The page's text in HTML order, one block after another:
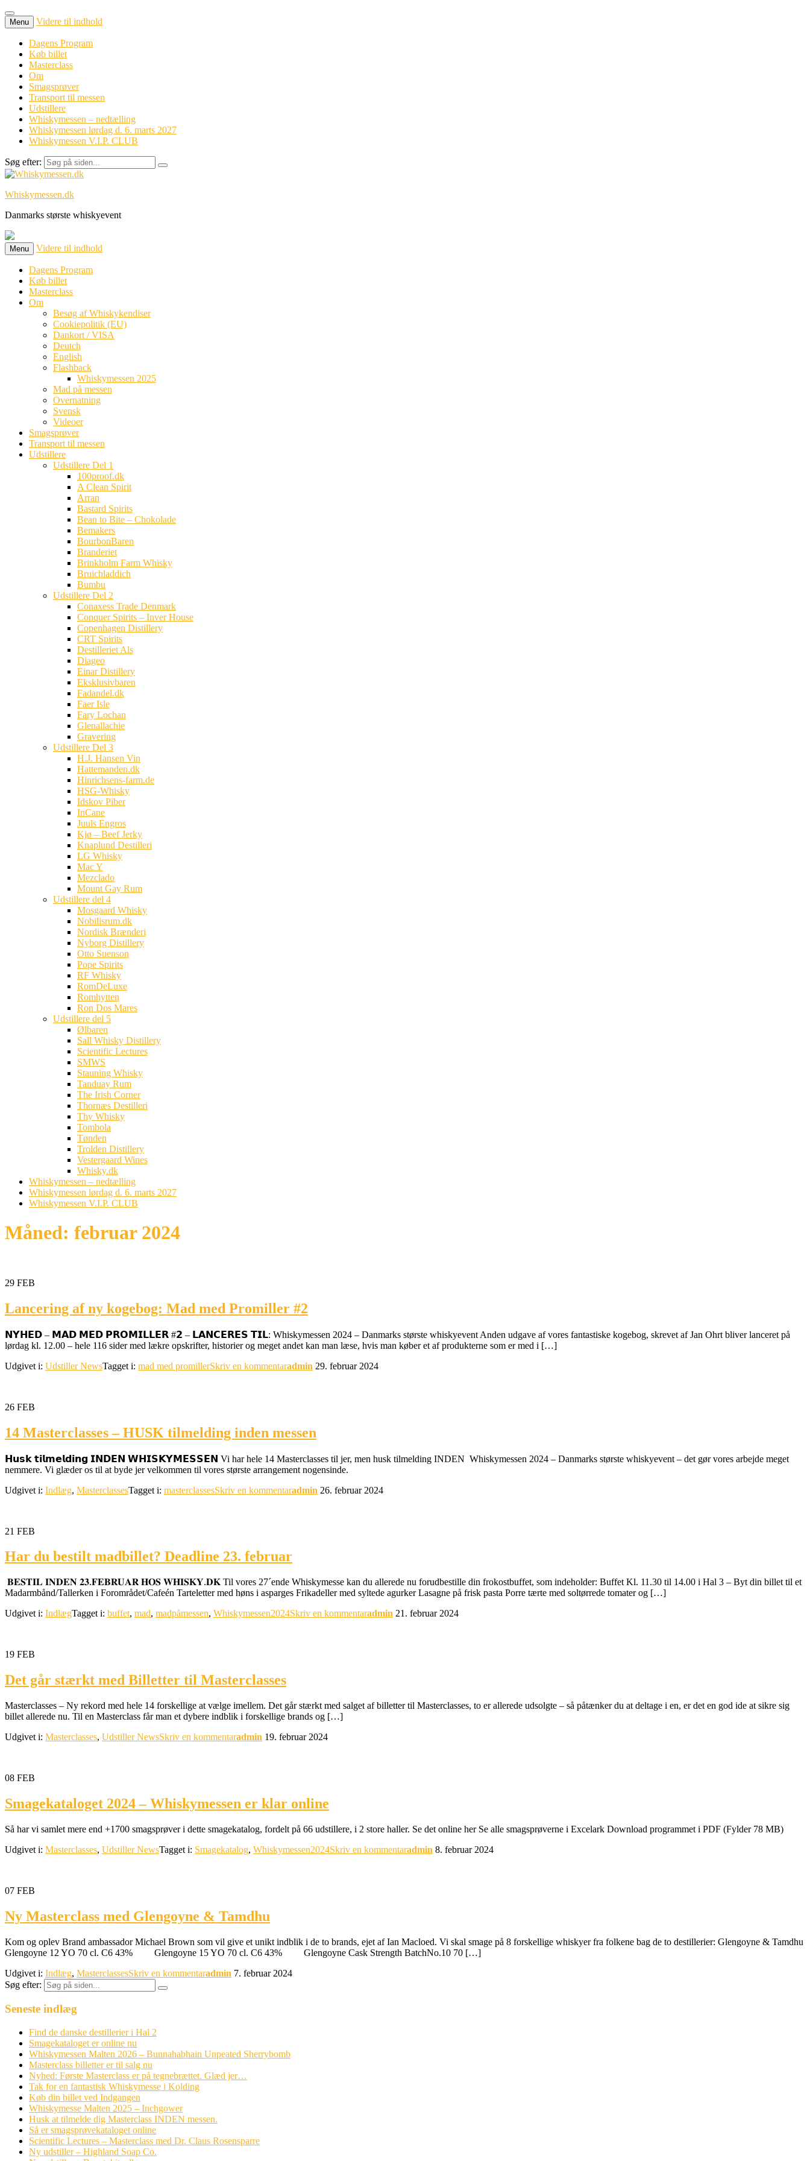
Menu Videre til indhold
Dagens Program
Køb billet
Masterclass
Om
Smagsprøver
Transport til messen
Udstillere
Whiskymessen – nedtælling
Whiskymessen lørdag d. 6. marts 2027
Whiskymessen V.I.P. CLUB
Søg efter:
Whiskymessen.dk
Danmarks største whiskyevent
Menu Videre til indhold
Dagens Program
Køb billet
Masterclass
Om
Besøg af Whiskykendiser
Cookiepolitik (EU)
Dankort / VISA
Deutch
English
Flashback
Whiskymessen 2025
Mad på messen
Overnatning
Svensk
Videoer
Smagsprøver
Transport til messen
Udstillere
Udstillere Del 1
100proof.dk
A Clean Spirit
Arran
Bastard Spirits
Bean to Bite – Chokolade
Bemakers
BourbonBaren
Branderiet
Brinkholm Farm Whisky
Bruichladdich
Bumbu
Udstillere Del 2
Conaxess Trade Denmark
Conquer Spirits – Inver House
Copenhagen Distillery
CRT Spirits
Destilleriet Als
Diageo
Einar Distillery
Eksklusivbaren
Fadandel.dk
Faer Isle
Fary Lochan
Glenallachie
Gravering
Udstillere Del 3
H.J. Hansen Vin
Hattemanden.dk
Hinrichsens-farm.de
HSG-Whisky
Idskov Piber
InCane
Juuls Engros
Kjø – Beef Jerky
Knaplund Destilleri
LG Whisky
Mac Y
Mezclado
Mount Gay Rum
Udstillere del 4
Mosgaard Whisky
Nobilisrum.dk
Nordisk Brænderi
Nyborg Distillery
Otto Suenson
Pope Spirits
RF Whisky
RomDeLuxe
Romhytten
Ron Dos Mares
Udstillere del 5
Ølbaren
Sall Whisky Distillery
Scientific Lectures
SMWS
Stauning Whisky
Tanduay Rum
The Irish Corner
Thornæs Destilleri
Thy Whisky
Tombola
Tønden
Trolden Distillery
Vestergaard Wines
Whisky.dk
Whiskymessen – nedtælling
Whiskymessen lørdag d. 6. marts 2027
Whiskymessen V.I.P. CLUB
Måned: februar 2024
29 FEB
Lancering af ny kogebog: Mad med Promiller #2
𝗡𝗬𝗛𝗘𝗗 – 𝗠𝗔𝗗 𝗠𝗘𝗗 𝗣𝗥𝗢𝗠𝗜𝗟𝗟𝗘𝗥 #𝟮 – 𝗟𝗔𝗡𝗖𝗘𝗥𝗘𝗦 𝗧𝗜𝗟: Whiskymessen 2024 – Danmarks største whiskyevent Anden udgave af vores fantastiske kogebog, skrevet af Jan Ohrt bliver lanceret på
lørdag kl. 12.00 – hele 116 sider med lækre opskrifter, historier og meget andet kan man læse, hvis man køber et af produkterne som er med i […]
Udgivet i: Udstiller NewsTagget i: mad med promillerSkriv en kommentaradmin 29. februar 2024
26 FEB
14 Masterclasses – HUSK tilmelding inden messen
𝗛𝘂𝘀𝗸 𝘁𝗶𝗹𝗺𝗲𝗹𝗱𝗶𝗻𝗴 𝗜𝗡𝗗𝗘𝗡 𝗪𝗛𝗜𝗦𝗞𝗬𝗠𝗘𝗦𝗦𝗘𝗡 Vi har hele 14 Masterclasses til jer, men husk tilmelding INDEN Whiskymessen 2024 – Danmarks største whiskyevent – det gør vores arbejde meget
nemmere. Vi glæder os til at byde jer velkommen til vores største arrangement nogensinde.
Udgivet i: Indlæg, MasterclassesTagget i: masterclassesSkriv en kommentaradmin 26. februar 2024
21 FEB
Har du bestilt madbillet? Deadline 23. februar
𝐁𝐄𝐒𝐓𝐈𝐋 𝐈𝐍𝐃𝐄𝐍 𝟐𝟑.𝐅𝐄𝐁𝐑𝐔𝐀𝐑 𝐇𝐎𝐒 𝐖𝐇𝐈𝐒𝐊𝐘.𝐃𝐊 Til vores 27´ende Whiskymesse kan du allerede nu forudbestille din frokostbuffet, som indeholder: Buffet Kl. 11.30 til 14.00 i Hal 3 – Byt din billet til et
Madarmbånd/Tallerken i Forområdet/Cafeén Tarteletter med høns i asparges Frikadeller med syltede agurker Lasagne på frisk pasta Porre tærte med soltørrede tomater og […]
Udgivet i: IndlægTagget i: buffet, mad, madpåmessen, Whiskymessen2024Skriv en kommentaradmin 21. februar 2024
19 FEB
Det går stærkt med Billetter til Masterclasses
Masterclasses – Ny rekord med hele 14 forskellige at vælge imellem. Det går stærkt med salget af billetter til Masterclasses, to er allerede udsolgte – så påtænker du at deltage i en, er det en god ide at sikre sig
billet allerede nu. Til en Masterclass får man et dybere indblik i forskellige brands og […]
Udgivet i: Masterclasses, Udstiller NewsSkriv en kommentaradmin 19. februar 2024
08 FEB
Smagekataloget 2024 – Whiskymessen er klar online
Så har vi samlet mere end +1700 smagsprøver i dette smagekatalog, fordelt på 66 udstillere, i 2 store haller. Se det online her Se alle smagsprøverne i Excelark Download programmet i PDF (Fylder 78 MB)
Udgivet i: Masterclasses, Udstiller NewsTagget i: Smagekatalog, Whiskymessen2024Skriv en kommentaradmin 8. februar 2024
07 FEB
Ny Masterclass med Glengoyne & Tamdhu
Kom og oplev Brand ambassador Michael Brown som vil give et unikt indblik i de to brands, ejet af Ian Macloed. Vi skal smage på 8 forskellige whiskyer fra folkene bag de to destillerier: Glengoyne & Tamdhu
Glengoyne 12 YO 70 cl. C6 43% Glengoyne 15 YO 70 cl. C6 43% Glengoyne Cask Strength BatchNo.10 70 […]
Udgivet i: Indlæg, MasterclassesSkriv en kommentaradmin 7. februar 2024
Søg efter:
Seneste indlæg
Find de danske destillerier i Hal 2
Smagekataloget er online nu
Whiskymessen Malten 2026 – Bunnahabhain Unpeated Sherrybomb
Masterclass billetter er til salg nu
Nyhed: Første Masterclass er på tegnebrættet. Glæd jer…
Tak for en fantastisk Whiskymesse i Kolding
Køb din billet ved Indgangen
Whiskymesse Malten 2025 – Inchgower
Husk at tilmelde dig Masterclass INDEN messen.
Så er smagsprøvekataloget online
Scientific Lectures – Masterclass med Dr. Claus Rosensparre
Ny udstiller – Highland Soap Co.